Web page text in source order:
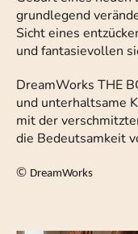
grundlegend
Sicht eines
und fantasievollen
DreamWorks THE
und unterhaltsame
mit der
die Bedeutsamkeit
© DreamWorks